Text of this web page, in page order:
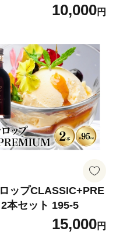
10,000円
ップCLASSIC+PRE
セット 195-5
15,000円